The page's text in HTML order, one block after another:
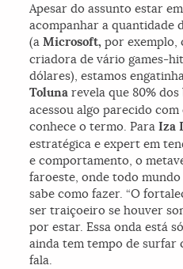
Apesar do assunto estar
acompanhar a quantidade
(aMicrosoft, por
criadora de vário games-
dólares), estamos
Toluna revela que 80%
acessou algo parecido
conhece o termo. ParaIza
estratégica e expert em
e comportamento, o
faroeste, onde todo
sabe como fazer. “O
ser traiçoeiro se houver
por estar. Essa onda está
ainda tem tempo de surfar
fala.